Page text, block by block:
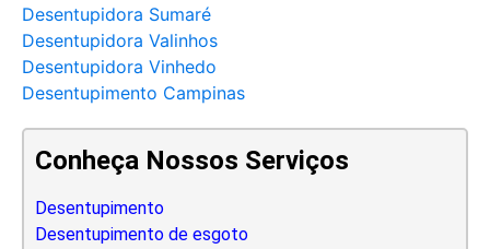
Desentupidora Sumaré
Desentupidora Valinhos
Desentupidora Vinhedo
Desentupimento Campinas
Conheça Nossos Serviços
Desentupimento
Desentupimento de esgoto